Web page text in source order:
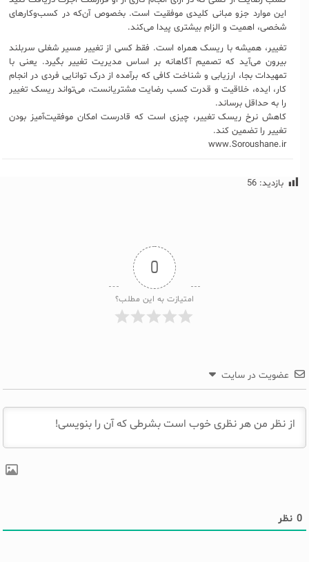
این موارد جزو مبانی کلیدی موفقیت است. بخصوص آن‌که در کسب‌وکارهای
شخصی، اهمیت و الزام بیشتری پیدا می‌کند.
تغییر، همیشه با ریسک همراه است. فقط کسی از تغییر مسیر شغلی سربلند
بیرون می‌آید که تصمیم آگاهانه بر اساس مدیریت تغییر بگيرد. یعنی با
تمهیدات بجا، ارزیابی و شناخت کافی که برآمده از درک توانایی فردی در انجام
کار، ایده، خلاقیت و قدرت کسب رضایت مشتریانست، می‌تواند ریسک تغییر
را به حداقل‌ برساند.
کاهش نرخ ریسک تغییر، چیزی است که قادرست امکان موفقیت‌آمیز بودن
تغییر را تضمین کند.
www.Soroushane.ir
بازدید: 56
0
امتیازت به این مطلب؟
عضویت در سایت
0 نظر